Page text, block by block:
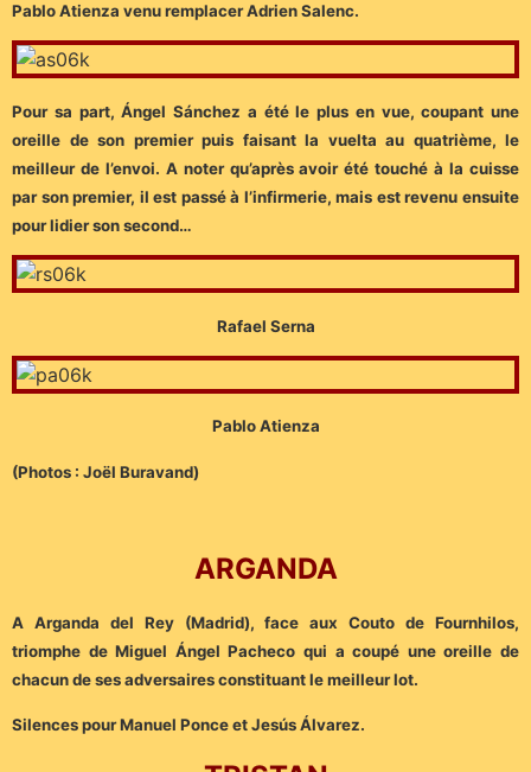
Pablo Atienza venu remplacer Adrien Salenc.
Pour sa part, Ángel Sánchez a été le plus en vue, coupant une
oreille de son premier puis faisant la vuelta au quatrième, le
meilleur de l’envoi. A noter qu’après avoir été touché à la cuisse
par son premier, il est passé à l’infirmerie, mais est revenu ensuite
pour lidier son second…
Rafael Serna
Pablo Atienza
(Photos : Joël Buravand)
ARGANDA
A Arganda del Rey (Madrid), face aux Couto de Fournhilos,
triomphe de Miguel Ángel Pacheco qui a coupé une oreille de
chacun de ses adversaires constituant le meilleur lot.
Silences pour Manuel Ponce et Jesús Álvarez.